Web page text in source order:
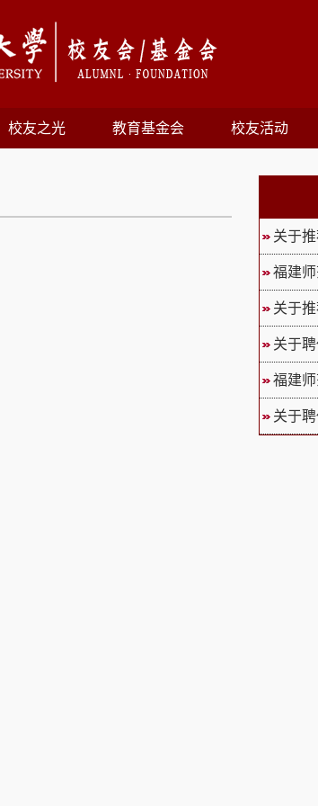
校友之光 教育基金会 校友活动